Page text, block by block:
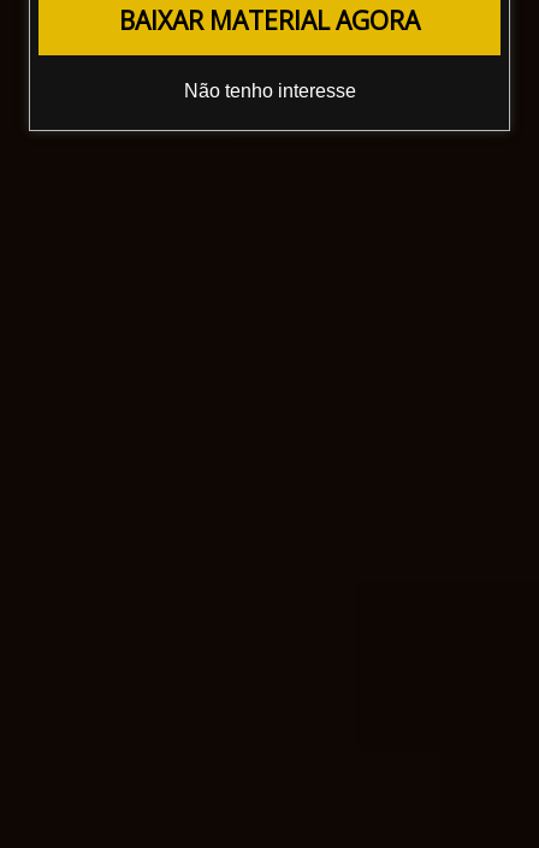
BAIXAR MATERIAL AGORA
Não tenho interesse